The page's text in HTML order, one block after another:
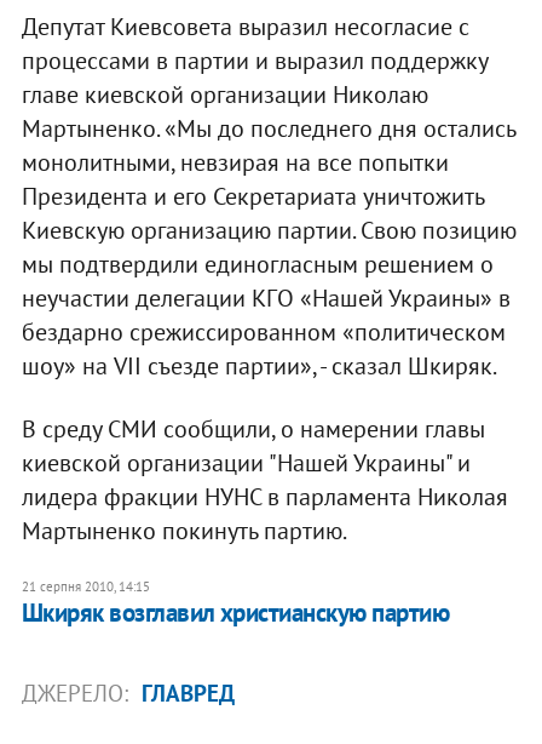
Депутат Киевсовета выразил несогласие с
процессами в партии и выразил поддержку
главе киевской организации Николаю
Мартыненко. «Мы до последнего дня остались
монолитными, невзирая на все попытки
Президента и его Секретариата уничтожить
Киевскую организацию партии. Свою позицию
мы подтвердили единогласным решением о
неучастии делегации КГО «Нашей Украины» в
бездарно срежиссированном «политическом
шоу» на VII съезде партии», - сказал Шкиряк.
В среду СМИ сообщили, о намерении главы
киевской организации "Нашей Украины" и
лидера фракции НУНС в парламента Николая
Мартыненко покинуть партию.
21 серпня 2010, 14:15
Шкиряк возглавил христианскую партию
ДЖЕРЕЛО: ГЛАВРЕД